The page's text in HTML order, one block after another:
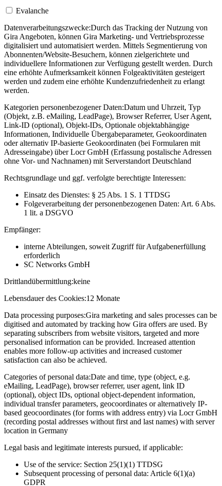
Evalanche
Datenverarbeitungszwecke:Durch das Tracking der Nutzung von
Gira Angeboten, können Gira Marketing- und Vertriebsprozesse
digitalisiert und automatisiert werden. Mittels Segmentierung von
Abonnenten/Website-Besuchern, können zielgerichtete und
individuellere Informationen zur Verfügung gestellt werden. Durch
eine erhöhte Aufmerksamkeit können Folgeaktivitäten gesteigert
werden und zudem eine erhöhte Kundenzufriedenheit zu erlangt
werden.
Kategorien personenbezogener Daten:Datum und Uhrzeit, Typ
(Objekt, z.B. eMailing, LeadPage), Browser Referrer, User Agent,
Link-ID (optional), Objekt-IDs, Optionale objektabhängige
Informationen, Individuelle Übergabeparameter, Geokoordinaten
oder alternativ IP-basierte Geokoordinaten (bei Formularen mit
Adresseingabe) über Locr GmbH (Erfassung postalische Adressen
ohne Vor- und Nachnamen) mit Serverstandort Deutschland
Rechtsgrundlage und ggf. verfolgte berechtigte Interessen:
Einsatz des Dienstes: § 25 Abs. 1 S. 1 TTDSG
Folgeverarbeitung der personenbezogenen Daten: Art. 6 Abs.
1 lit. a DSGVO
Empfänger:
interne Abteilungen, soweit Zugriff für Aufgabenerfüllung
erforderlich
SC Networks GmbH
Drittlandübermittlung:keine
Lebensdauer des Cookies:12 Monate
Data processing purposes:Gira marketing and sales processes can be
digitised and automated by tracking how Gira offers are used. By
separating subscribers from website visitors, targeted and more
personalised information can be provided. Increased attention
enables more follow-up activities and increased customer
satisfaction can also be achieved.
Categories of personal data:Date and time, type (object, e.g.
eMailing, LeadPage), browser referrer, user agent, link ID
(optional), object IDs, optional object-dependent information,
individual transfer parameters, geocoordinates or alternatively IP-
based geocoordinates (for forms with address entry) via Locr GmbH
(recording postal addresses without first and last names) with server
location in Germany
Legal basis and legitimate interests pursued, if applicable:
Use of the service: Section 25(1)(1) TTDSG
Subsequent processing of personal data: Article 6(1)(a)
GDPR